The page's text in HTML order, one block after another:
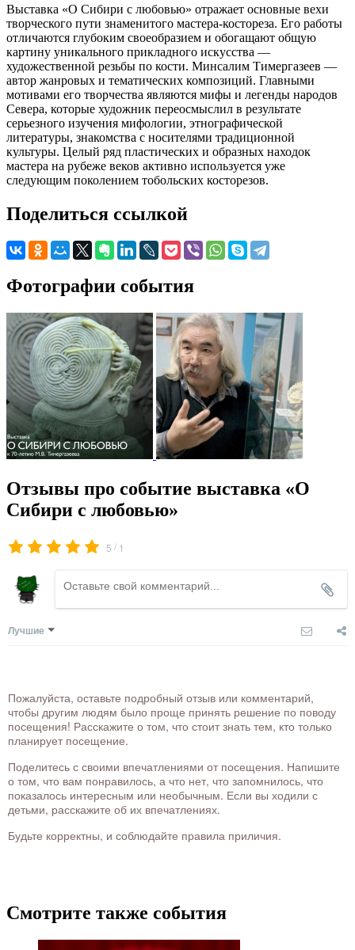
Выставка «О Сибири с любовью» отражает основные вехи
творческого пути знаменитого мастера-костореза. Его работы
отличаются глубоким своеобразием и обогащают общую
картину уникального прикладного искусства —
художественной резьбы по кости. Минсалим Тимергазеев —
автор жанровых и тематических композиций. Главными
мотивами его творчества являются мифы и легенды народов
Севера, которые художник переосмыслил в результате
серьезного изучения мифологии, этнографической
литературы, знакомства с носителями традиционной
культуры. Целый ряд пластических и образных находок
мастера на рубеже веков активно используется уже
следующим поколением тобольских косторезов.
Поделиться ссылкой
Фотографии события
Отзывы про событие выставка «О
Сибири с любовью»
5 / 1
Лучшие
Пожалуйста, оставьте подробный отзыв или комментарий,
чтобы другим людям было проще принять решение по поводу
посещения! Расскажите о том, что стоит знать тем, кто только
планирует посещение.
Поделитесь с своими впечатлениями от посещения. Напишите
о том, что вам понравилось, а что нет, что запомнилось, что
показалось интересным или необычным. Если вы ходили с
детьми, расскажите об их впечатлениях.
Будьте корректны, и соблюдайте правила приличия.
Смотрите также события